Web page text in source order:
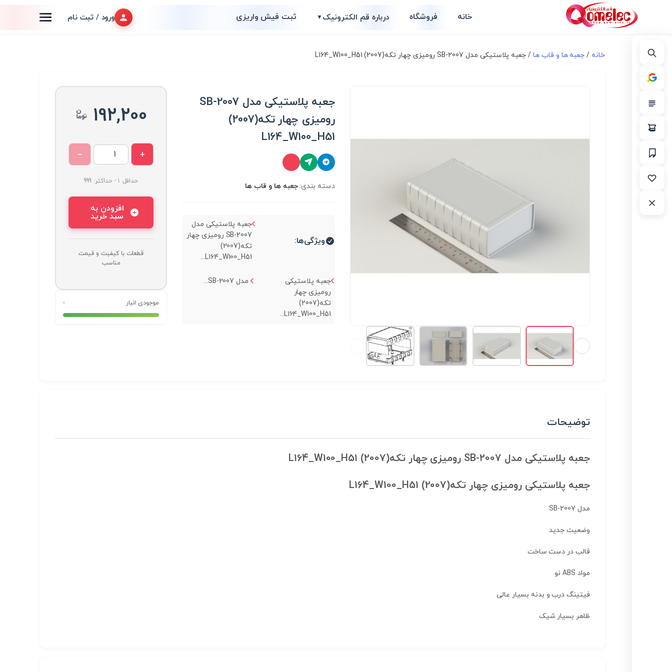
خانه فروشگاه درباره قم الکترونیک▼ ثبت فیش واریزی ورود / ثبت نام
خانه / جعبه ها و قاب ها/ جعبه پلاستیکی مدل SB-2007 رومیزی چهار تکه(2007) L164_W100_H51
جعبه پلاستیکی مدل SB-2007
رومیزی چهار تکه(2007)
L164_W100_H51
دسته بندی: جعبه ها و قاب ها
ویژگی‌ها:
جعبه پلاستیکی مدل
SB-2007 رومیزی چهار
تکه(2007)
L164_W100_H51...
جعبه پلاستیکی
رومیزی چهار
تکه(2007)
L164_W100_H51...
مدل SB-2007...
192,200
+
−
حداقل: 1 - حداکثر: 999
افزودن به
سبد خرید
قطعات با کیفیت و قیمت
مناسب
موجودی انبار -
توضیحات
جعبه پلاستیکی مدل SB-2007 رومیزی چهار تکه(2007) L164_W100_H51
جعبه پلاستیکی رومیزی چهار تکه(2007) L164_W100_H51
مدل SB-2007
وضعیت جدید
قالب در دست ساخت
مواد ABS نو
فیتینگ درب و بدنه بسیار عالی
ظاهر بسیار شیک